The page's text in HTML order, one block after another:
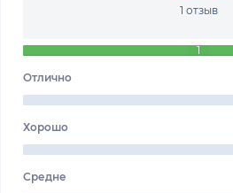
1 отзыв
1
Отлично
Хорошо
Средне